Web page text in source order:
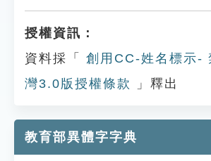
授權資訊：
資料採「
創用CC-姓名標示-
灣3.0版授權條款
」釋出
教育部異體字字典